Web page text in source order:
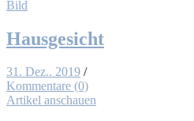
Bild
Haus­ge­sicht
31. Dez.. 2019 /
Kommentare (0)
Artikel anschauen